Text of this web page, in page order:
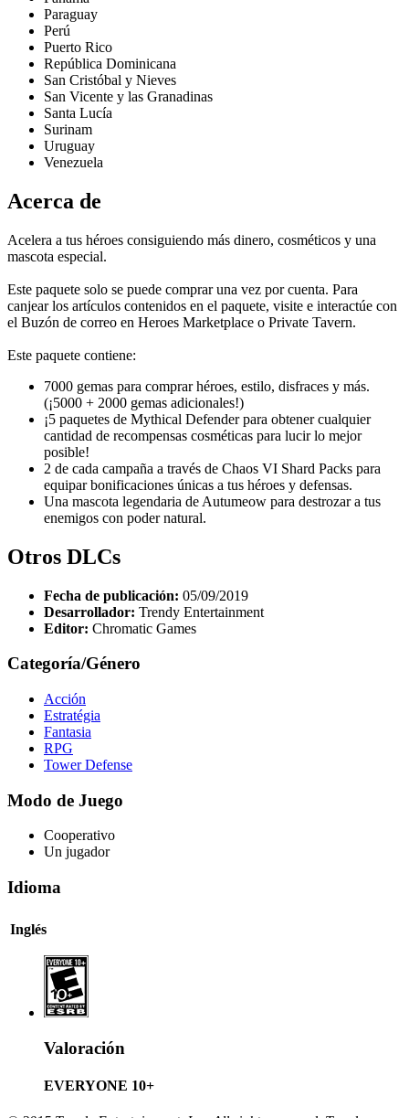
Paraguay
Perú
Puerto Rico
República Dominicana
San Cristóbal y Nieves
San Vicente y las Granadinas
Santa Lucía
Surinam
Uruguay
Venezuela
Acerca de
Acelera a tus héroes consiguiendo más dinero, cosméticos y una
mascota especial.
Este paquete solo se puede comprar una vez por cuenta. Para
canjear los artículos contenidos en el paquete, visite e interactúe con
el Buzón de correo en Heroes Marketplace o Private Tavern.
Este paquete contiene:
7000 gemas para comprar héroes, estilo, disfraces y más.
(¡5000 + 2000 gemas adicionales!)
¡5 paquetes de Mythical Defender para obtener cualquier
cantidad de recompensas cosméticas para lucir lo mejor
posible!
2 de cada campaña a través de Chaos VI Shard Packs para
equipar bonificaciones únicas a tus héroes y defensas.
Una mascota legendaria de Autumeow para destrozar a tus
enemigos con poder natural.
Otros DLCs
Fecha de publicación: 05/09/2019
Desarrollador: Trendy Entertainment
Editor: Chromatic Games
Categoría/Género
Acción
Estratégia
Fantasia
RPG
Tower Defense
Modo de Juego
Cooperativo
Un jugador
Idioma
Inglés
Valoración
EVERYONE 10+